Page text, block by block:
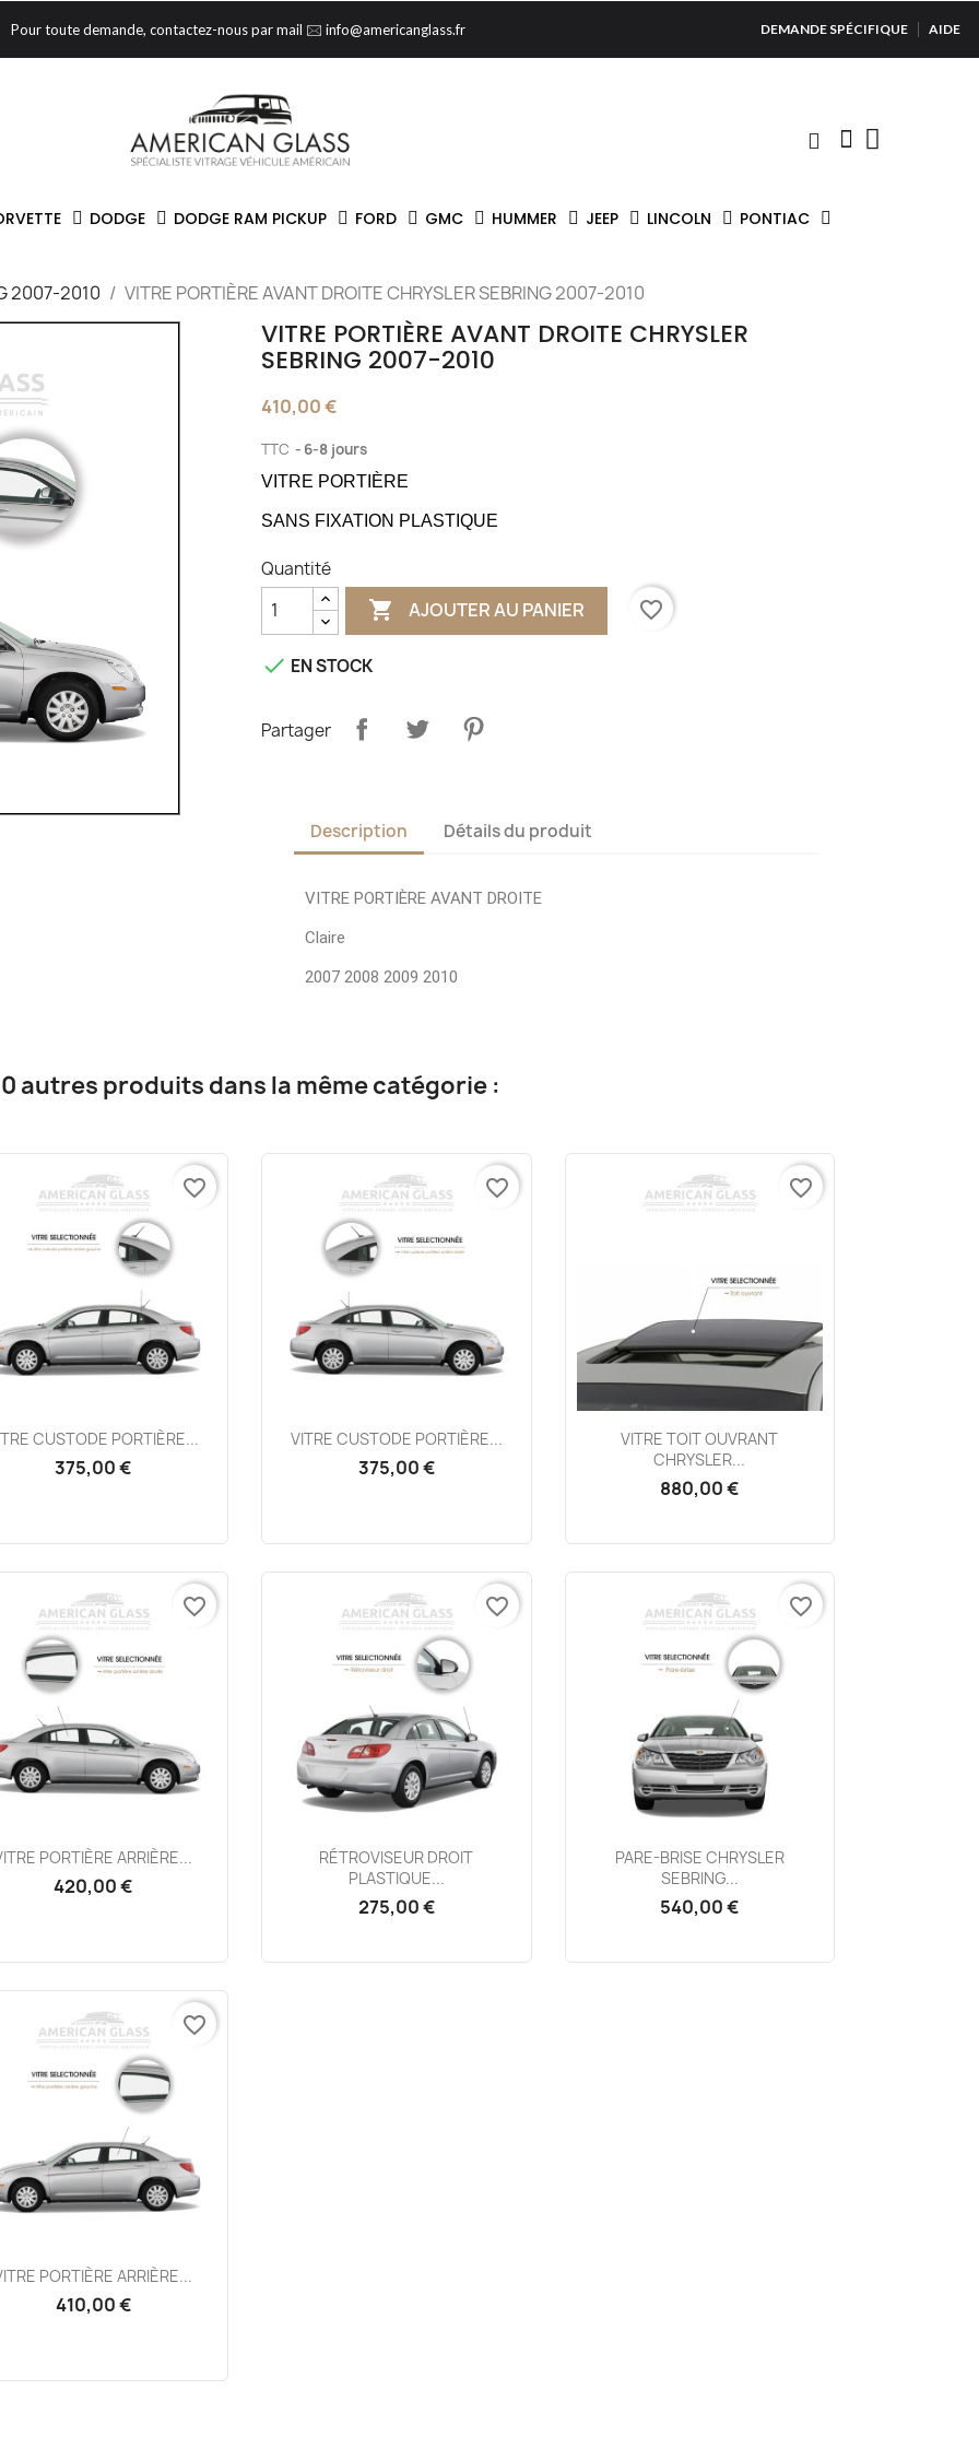
Pour toute demande, contactez-nous par mail 🖂 info@americanglass.fr DEMANDE SPÉCIFIQUE AIDE
DODGE DODGE RAM PICKUP FORD GMC HUMMER JEEP LINCOLN PONTIAC
2007-2010 VITRE PORTIÈRE AVANT DROITE CHRYSLER SEBRING 2007-2010
VITRE PORTIÈRE AVANT DROITE CHRYSLER
SEBRING 2007-2010
410,00 €
TTC 6-8 jours
VITRE PORTIÈRE
SANS FIXATION PLASTIQUE
Quantité
 AJOUTER AU PANIER favorite_border
 EN STOCK
Partager
Description Détails du produit
VITRE PORTIÈRE AVANT DROITE
Claire
2007 2008 2009 2010
autres produits dans la même catégorie :
Aperçu rapide
CUSTODE PORTIÈRE...
375,00 €
favorite_border
Aperçu rapide
VITRE CUSTODE PORTIÈRE...
375,00 €
favorite_border
Aperçu rapide
VITRE TOIT OUVRANT
CHRYSLER...
880,00 €
favorite_border
Aperçu rapide
PORTIÈRE ARRIÈRE...
420,00 €
favorite_border
Aperçu rapide
RÉTROVISEUR DROIT
PLASTIQUE...
275,00 €
favorite_border
Aperçu rapide
PARE-BRISE CHRYSLER
SEBRING...
540,00 €
favorite_border
Aperçu rapide
PORTIÈRE ARRIÈRE...
410,00 €
favorite_border